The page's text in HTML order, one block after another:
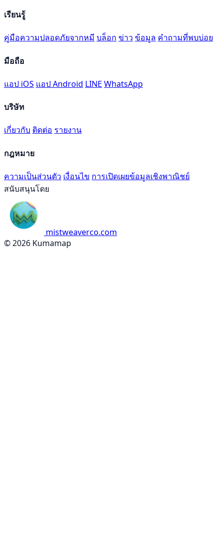
เรียนรู้
คู่มือความปลอดภัยจากหมี บล็อก ข่าว ข้อมูล คำถามที่พบบ่อย
มือถือ
แอป iOS แอป Android LINE WhatsApp
บริษัท
เกี่ยวกับ ติดต่อ รายงาน
กฎหมาย
ความเป็นส่วนตัว เงื่อนไข การเปิดเผยข้อมูลเชิงพาณิชย์
สนับสนุนโดย
mistweaverco.com
© 2026 Kumamap